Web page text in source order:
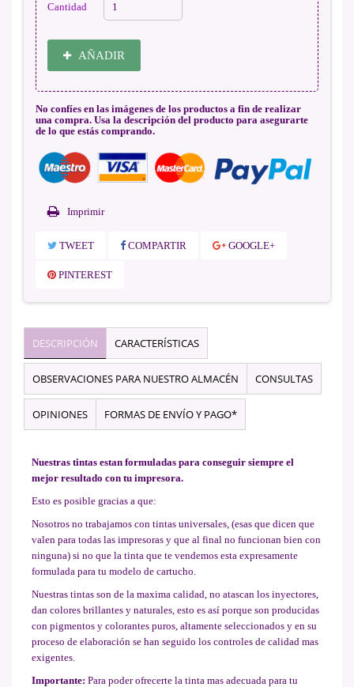
Cantidad
AÑADIR
No confíes en las imágenes de los productos a fin de realizar
una compra. Usa la descripción del producto para asegurarte
de lo que estás comprando.
Imprimir
TWEET COMPARTIR GOOGLE+
PINTEREST
DESCRIPCIÓN CARACTERÍSTICAS
OBSERVACIONES PARA NUESTRO ALMACÉN CONSULTAS
OPINIONES FORMAS DE ENVÍO Y PAGO*
Nuestras tintas estan formuladas para conseguir siempre el
mejor resultado con tu impresora.
Esto es posible gracias a que:
Nosotros no trabajamos con tintas universales, (esas que dicen que
valen para todas las impresoras y que al final no funcionan bien con
ninguna) si no que la tinta que te vendemos esta expresamente
formulada para tu modelo de cartucho.
Nuestras tintas son de la maxima calidad, no atascan los inyectores,
dan colores brillantes y naturales, esto es así porque son producidas
con pigmentos y colorantes puros, altamente seleccionados y en su
proceso de elaboración se han seguido los controles de calidad mas
exigentes.
Importante: Para poder ofrecerte la tinta mas adecuada para tu